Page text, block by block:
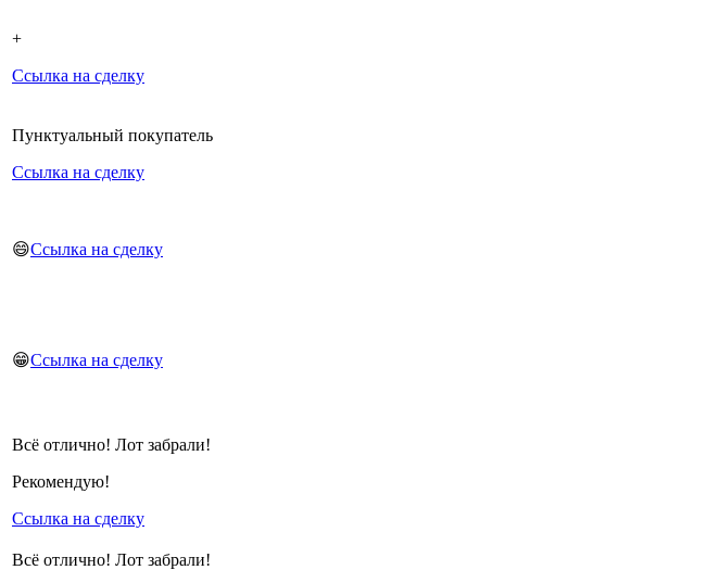
+
Ссылка на сделку
Пунктуальный покупатель
Ссылка на сделку
😄Ссылка на сделку
😁Ссылка на сделку
Всё отлично! Лот забрали!
Рекомендую!
Ссылка на сделку
Всё отлично! Лот забрали!